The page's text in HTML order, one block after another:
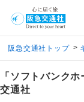
阪急交通社トップ >
「ソフトバンク
交通社